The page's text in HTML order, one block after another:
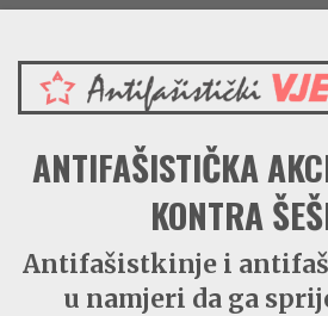
VIJESTI
REDAKCIJSKI KOMENTAR
VJESNIKOV KALENDAR
CRVENI ZABAVNIK
PRENOSIMO
ANTIFAŠISTIČKA
KONTRA
Antifašistkinje i
u namjeri da ga